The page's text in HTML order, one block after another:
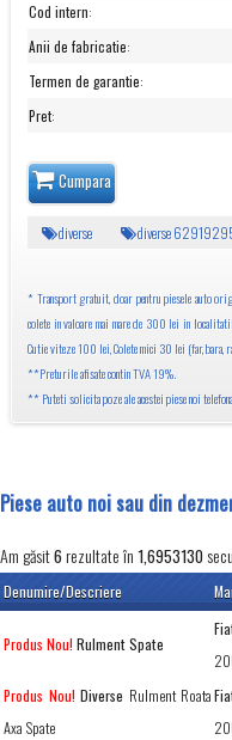
Cod intern:
Anii de fabricatie:
Termen de garantie:
Pret:
Cumpara
diverse diverse
* Transport gratuit, doar pentru piesele auto
colete in valoare mai mare de 300 lei in
Cutie viteze 100 lei, Colete mici 30 lei (far, bara,
**Preturile afisate contin TVA 19%.
** Puteti solicita poze ale acestei piese noi
Piese auto noi sau din
Am găsit6rezultate în 1,6953130
Denumire/Descriere
Produs Nou! Rulment Spate
Produs Nou! Diverse Rulment Roata
Axa Spate